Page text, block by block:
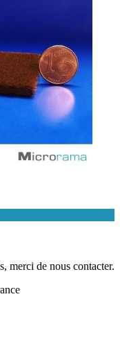
merci de nous contacter.